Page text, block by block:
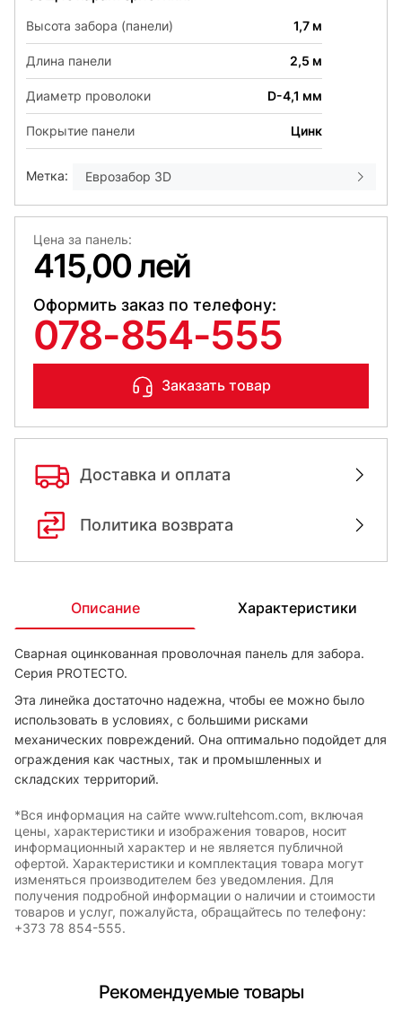
Высота забора (панели) 1,7 м
Длина панели 2,5 м
Диаметр проволоки D-4,1 мм
Покрытие панели Цинк
Метка: Еврозабор 3D
Цена за панель:
415,00 лей
Оформить заказ по телефону:
078-854-555
Заказать товар
Доставка и оплата
Политика возврата
Описание Характеристики
Сварная оцинкованная проволочная панель для забора.
Серия PROTECTO.
Эта линейка достаточно надежна, чтобы ее можно было
использовать в условиях, с большими рисками
механических повреждений. Она оптимально подойдет для
ограждения как частных, так и промышленных и
складских территорий.
*Вся информация на сайте www.rultehcom.com, включая
цены, характеристики и изображения товаров, носит
информационный характер и не является публичной
офертой. Характеристики и комплектация товара могут
изменяться производителем без уведомления. Для
получения подробной информации о наличии и стоимости
товаров и услуг, пожалуйста, обращайтесь по телефону:
+373 78 854-555.
Рекомендуемые товары